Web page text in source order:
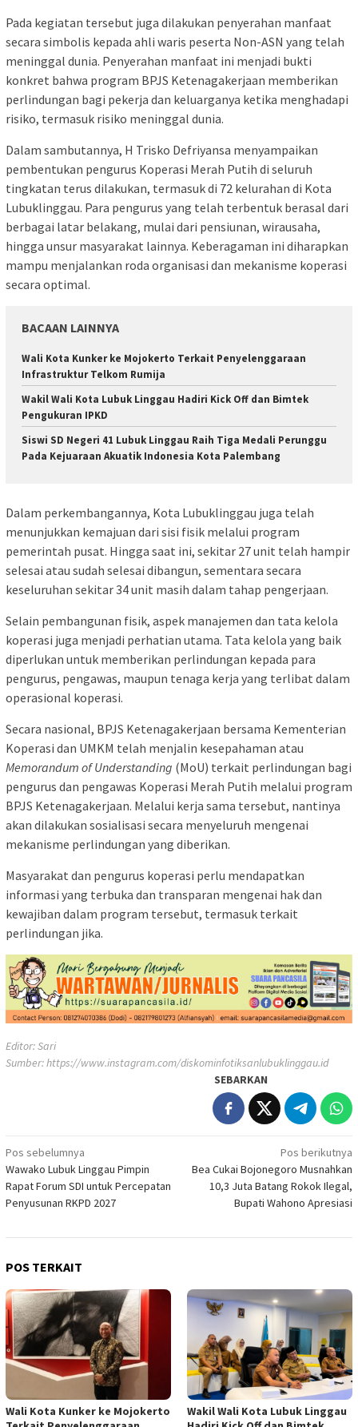
Pada kegiatan tersebut juga dilakukan penyerahan manfaat
secara simbolis kepada ahli waris peserta Non-ASN yang telah
meninggal dunia. Penyerahan manfaat ini menjadi bukti
konkret bahwa program BPJS Ketenagakerjaan memberikan
perlindungan bagi pekerja dan keluarganya ketika menghadapi
risiko, termasuk risiko meninggal dunia.
Dalam sambutannya, H Trisko Defriyansa menyampaikan
pembentukan pengurus Koperasi Merah Putih di seluruh
tingkatan terus dilakukan, termasuk di 72 kelurahan di Kota
Lubuklinggau. Para pengurus yang telah terbentuk berasal dari
berbagai latar belakang, mulai dari pensiunan, wirausaha,
hingga unsur masyarakat lainnya. Keberagaman ini diharapkan
mampu menjalankan roda organisasi dan mekanisme koperasi
secara optimal.
BACAAN LAINNYA
Wali Kota Kunker ke Mojokerto Terkait Penyelenggaraan
Infrastruktur Telkom Rumija
Wakil Wali Kota Lubuk Linggau Hadiri Kick Off dan Bimtek
Pengukuran IPKD
Siswi SD Negeri 41 Lubuk Linggau Raih Tiga Medali Perunggu
Pada Kejuaraan Akuatik Indonesia Kota Palembang
Dalam perkembangannya, Kota Lubuklinggau juga telah
menunjukkan kemajuan dari sisi fisik melalui program
pemerintah pusat. Hingga saat ini, sekitar 27 unit telah hampir
selesai atau sudah selesai dibangun, sementara secara
keseluruhan sekitar 34 unit masih dalam tahap pengerjaan.
Selain pembangunan fisik, aspek manajemen dan tata kelola
koperasi juga menjadi perhatian utama. Tata kelola yang baik
diperlukan untuk memberikan perlindungan kepada para
pengurus, pengawas, maupun tenaga kerja yang terlibat dalam
operasional koperasi.
Secara nasional, BPJS Ketenagakerjaan bersama Kementerian
Koperasi dan UMKM telah menjalin kesepahaman atau
Memorandum of Understanding (MoU) terkait perlindungan bagi
pengurus dan pengawas Koperasi Merah Putih melalui program
BPJS Ketenagakerjaan. Melalui kerja sama tersebut, nantinya
akan dilakukan sosialisasi secara menyeluruh mengenai
mekanisme perlindungan yang diberikan.
Masyarakat dan pengurus koperasi perlu mendapatkan
informasi yang terbuka dan transparan mengenai hak dan
kewajiban dalam program tersebut, termasuk terkait
perlindungan jika.
Editor: Sari
Sumber:https://www.instagram.com/diskominfotiksanlubuklinggau.id
SEBARKAN
Navigasi
pos
Pos sebelumnya
Wawako Lubuk Linggau Pimpin
Rapat Forum SDI untuk Percepatan
Penyusunan RKPD 2027
Pos berikutnya
Bea Cukai Bojonegoro Musnahkan
10,3 Juta Batang Rokok Ilegal,
Bupati Wahono Apresiasi
POS TERKAIT
Wali Kota Kunker ke Mojokerto
Wakil Wali Kota Lubuk Linggau